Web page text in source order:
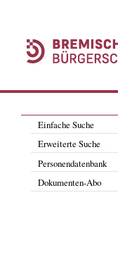
Einfache Suche
Erweiterte Suche
Personendatenbank
Dokumenten-Abo